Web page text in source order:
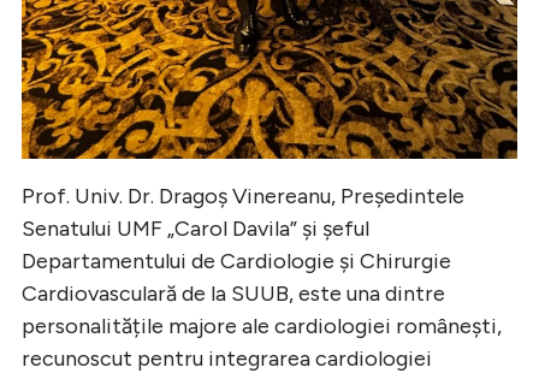
Prof. Univ. Dr. Dragoș Vinereanu, Președintele
Senatului UMF „Carol Davila” și șeful
Departamentului de Cardiologie și Chirurgie
Cardiovasculară de la SUUB, este una dintre
personalitățile majore ale cardiologiei românești,
recunoscut pentru integrarea cardiologiei